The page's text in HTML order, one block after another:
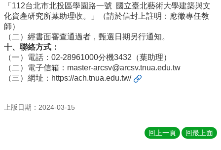
規
定
與
表
單
校
友
「112台北市北投區學園路一號 國立臺北藝術大學建築與文
化資產研究所葉助理收。」（請於信封上註明：應徵專任教
師）
（二）經書面審查通過者，甄選日期另行通知。
十、聯絡方式：
（一）電話：02-28961000分機3432（葉助理）
（二）電子信箱：master-arcsv@arcsv.tnua.edu.tw
（三）網址： https://ach.tnua.edu.tw/
上版日期：2024-03-15
回上一頁 回最上面